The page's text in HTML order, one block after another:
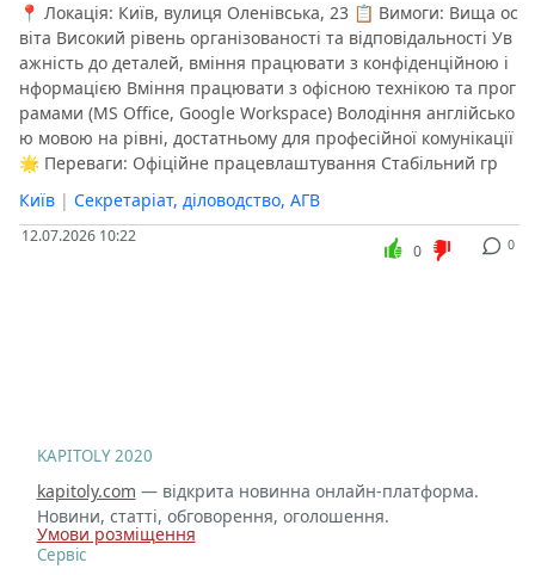
📍 Локація: Київ, вулиця Оленівська, 23 📋 Вимоги: Вища ос
віта Високий рівень організованості та відповідальності Ув
ажність до деталей, вміння працювати з конфіденційною і
нформацією Вміння працювати з офісною технікою та прог
рамами (MS Office, Google Workspace) Володіння англійсько
ю мовою на рівні, достатньому для професійної комунікації
🌟 Переваги: Офіційне працевлаштування Стабільний гр
Київ | Секретаріат, діловодство, АГВ
12.07.2026 10:22 0
0
KAPITOLY 2020
kapitoly.com — відкрита новинна онлайн-платформа.
Новини, статті, обговорення, оголошення.
Умови розміщення
Сервіс